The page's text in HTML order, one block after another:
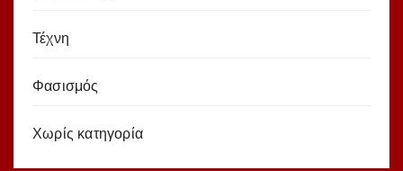
Τέχνη
Φασισμός
Χωρίς κατηγορία